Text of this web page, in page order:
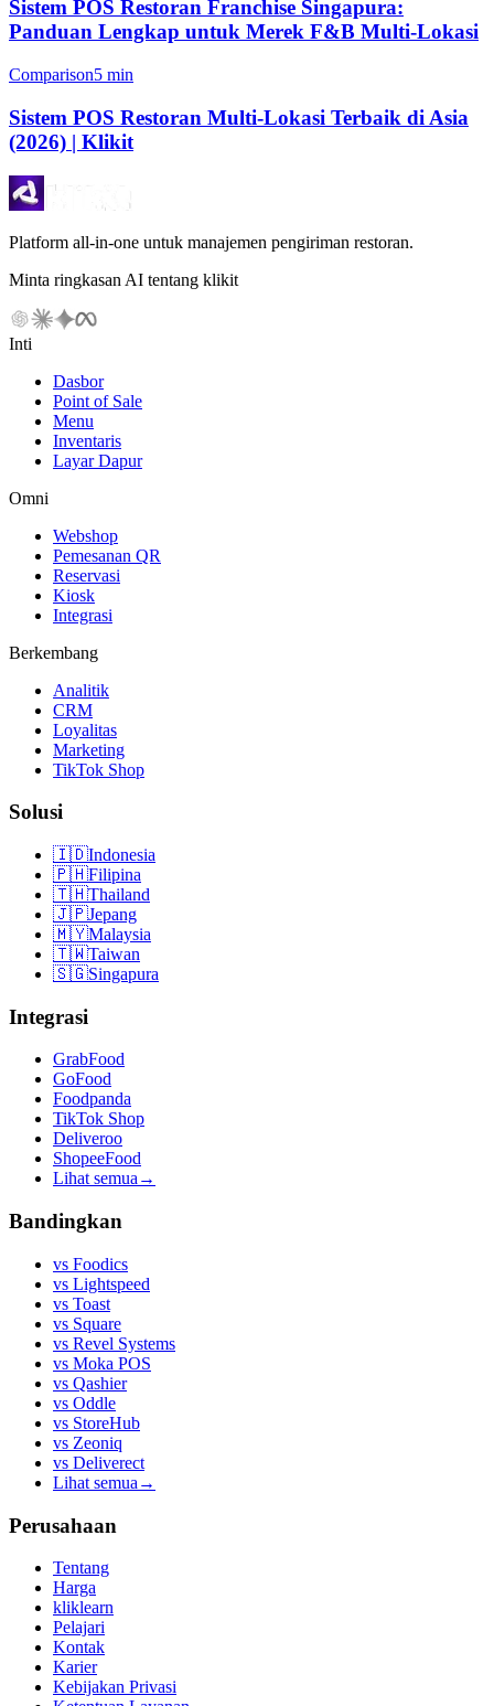
Sistem POS Restoran Franchise Singapura:
Panduan Lengkap untuk Merek F&B Multi-Lokasi
Comparison5 min
Sistem POS Restoran Multi-Lokasi Terbaik di Asia
(2026) | Klikit
Platform all-in-one untuk manajemen pengiriman restoran.
Minta ringkasan AI tentang klikit
Inti
Dasbor
Point of Sale
Menu
Inventaris
Layar Dapur
Omni
Webshop
Pemesanan QR
Reservasi
Kiosk
Integrasi
Berkembang
Analitik
CRM
Loyalitas
Marketing
TikTok Shop
Solusi
🇮🇩Indonesia
🇵🇭Filipina
🇹🇭Thailand
🇯🇵Jepang
🇲🇾Malaysia
🇹🇼Taiwan
🇸🇬Singapura
Integrasi
GrabFood
GoFood
Foodpanda
TikTok Shop
Deliveroo
ShopeeFood
Lihat semua→
Bandingkan
vs Foodics
vs Lightspeed
vs Toast
vs Square
vs Revel Systems
vs Moka POS
vs Qashier
vs Oddle
vs StoreHub
vs Zeoniq
vs Deliverect
Lihat semua →
Perusahaan
Tentang
Harga
kliklearn
Pelajari
Kontak
Karier
Kebijakan Privasi